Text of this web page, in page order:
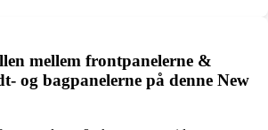
mellem frontpanelerne &
og bagpanelerne på denne New